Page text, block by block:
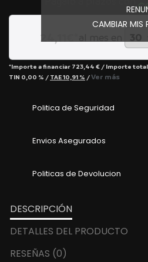
CAMBIAR MIS
24,11
*Importe a financiar 723,44 € / Importe
TIN 0,00 % / TAE10,91 % /Ver más
Politica de Seguridad
Envios Asegurados
Politicas de Devolucion
DESCRIPCIÓN
DETALLES DEL PRODUCTO
RESEÑAS (0)